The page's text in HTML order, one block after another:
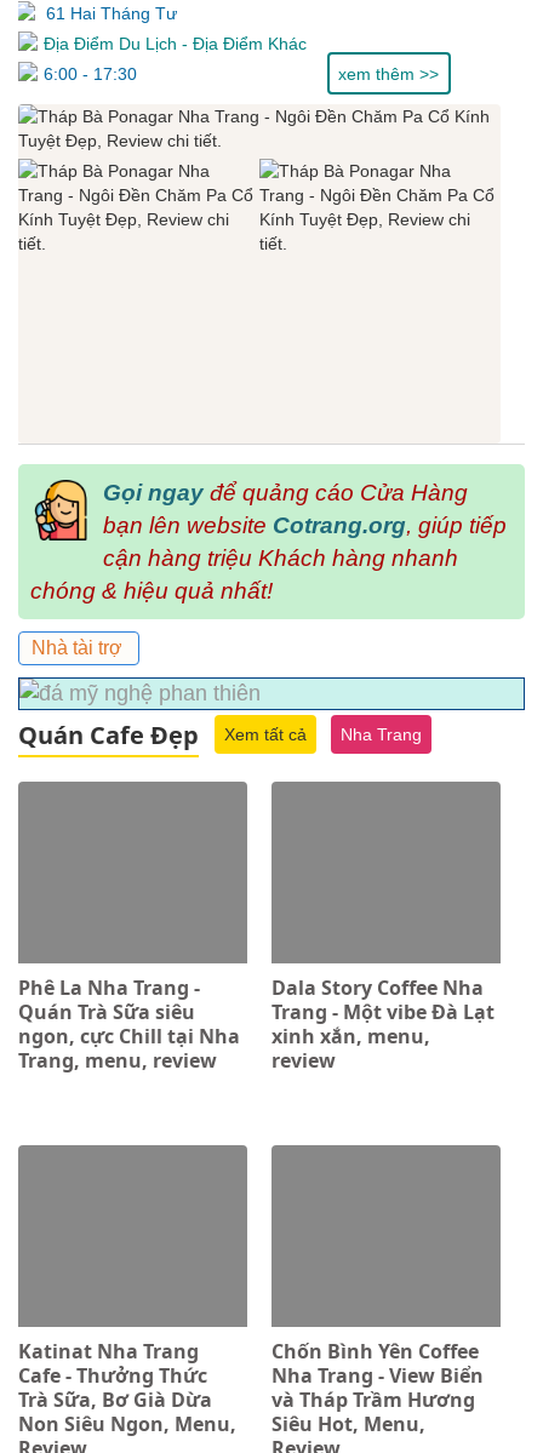
61 Hai Tháng Tư
Địa Điểm Du Lịch - Địa Điểm Khác
6:00 - 17:30
xem thêm >>
Gọi ngay để quảng cáo Cửa Hàng
bạn lên website Cotrang.org, giúp tiếp
cận hàng triệu Khách hàng nhanh
chóng & hiệu quả nhất!
Nhà tài trợ
Quán Cafe Đẹp Xem tất cả Nha Trang
Phê La Nha Trang -
Quán Trà Sữa siêu
ngon, cực Chill tại Nha
Trang, menu, review
Dala Story Coffee Nha
Trang - Một vibe Đà Lạt
xinh xắn, menu,
review
Katinat Nha Trang
Cafe - Thưởng Thức
Trà Sữa, Bơ Già Dừa
Non Siêu Ngon, Menu,
Review
Chốn Bình Yên Coffee
Nha Trang - View Biển
và Tháp Trầm Hương
Siêu Hot, Menu,
Review